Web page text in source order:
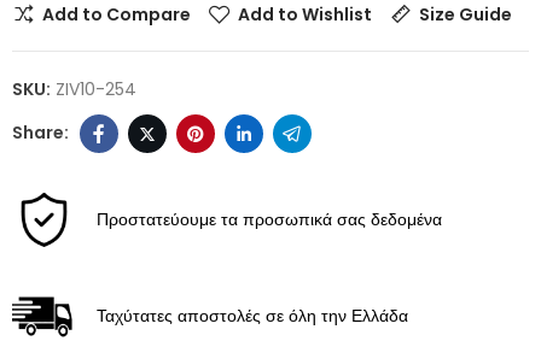
Add to Compare Add to Wishlist Size Guide
SKU: ZIV10-254
Προστατεύουμε τα προσωπικά σας δεδομένα
Ταχύτατες αποστολές σε όλη την Ελλάδα